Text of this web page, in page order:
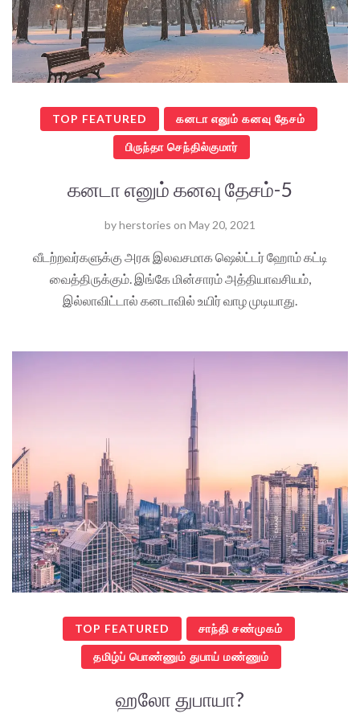
TOP FEATURED கனடா எனும் கனவு தேசம்
பிருந்தா செந்தில்குமார்
கனடா எனும் கனவு தேசம்-5
byherstories on May 20, 2021
வீடற்றவர்களுக்கு அரசு இலவசமாக ஷெல்ட்டர் ஹோம் கட்டி
வைத்திருக்கும். இங்கே மின்சாரம் அத்தியாவசியம்,
இல்லாவிட்டால் கனடாவில் உயிர் வாழ முடியாது.
TOP FEATURED சாந்தி சண்முகம்
தமிழ்ப் பொண்ணும் துபாய் மண்ணும்
ஹலோ துபாயா?